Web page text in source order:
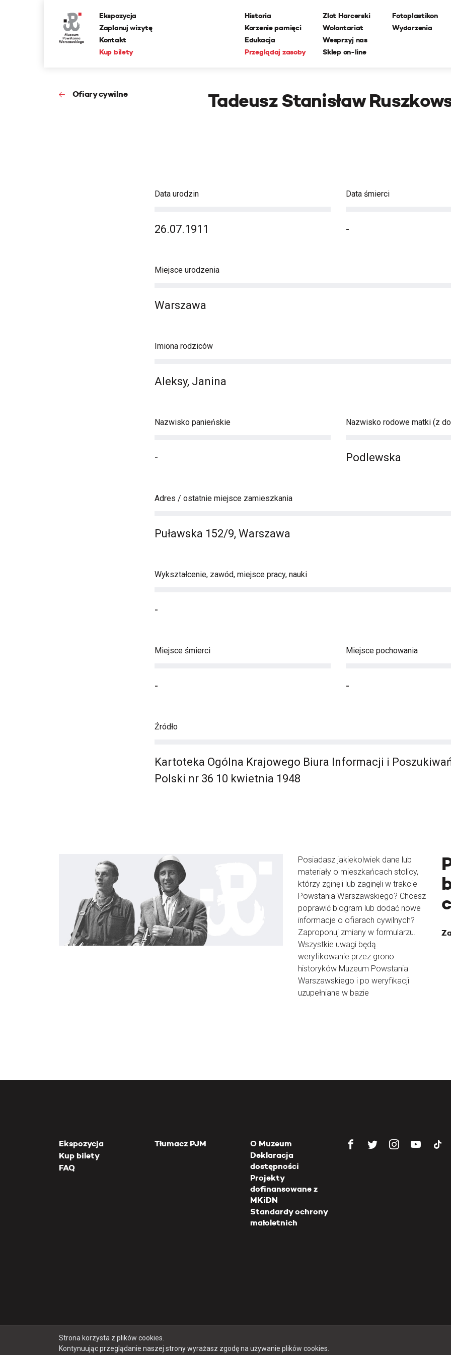
Ekspozycja
Zaplanuj wizytę
Kontakt
Kup bilety
Historia
Korzenie pamięci
Edukacja
Przeglądaj zasoby
Zlot Harcerski
Wolontariat
Wesprzyj nas
Sklep on-line
Fotoplastikon
Wydarzenia
Ofiary cywilne Tadeusz Stanisław
Data urodzin
26.07.1911
Data śmierci
-
Miejsce urodzenia
Warszawa
Imiona rodziców
Aleksy, Janina
Nazwisko panieńskie
-
Nazwisko rodowe matki (z
Podlewska
Adres / ostatnie miejsce zamieszkania
Puławska 152/9, Warszawa
Wykształcenie, zawód, miejsce pracy, nauki
-
Miejsce śmierci
-
Miejsce pochowania
-
Źródło
Kartoteka Ogólna Krajowego Biura Informacji i
Polski nr 36 10 kwietnia 1948
Posiadasz jakiekolwiek dane lub
materiały o mieszkańcach stolicy,
którzy zginęli lub zaginęli w trakcie
Powstania Warszawskiego? Chcesz
poprawić biogram lub dodać nowe
informacje o ofiarach cywilnych?
Zaproponuj zmiany w formularzu.
Wszystkie uwagi będą
weryfikowanie przez grono
historyków Muzeum Powstania
Warszawskiego i po weryfikacji
uzupełniane w bazie
Ekspozycja
Kup bilety
FAQ
Tłumacz PJM
O Muzeum
Deklaracja
dostępności
Projekty
dofinansowane z
MKiDN
Standardy ochrony
małoletnich
Copyright 2026 Muzeum Powstania Warszawskiego
Strona korzysta z plików cookies.
Kontynuując przeglądanie naszej strony wyrażasz zgodę na używanie plików cookies.